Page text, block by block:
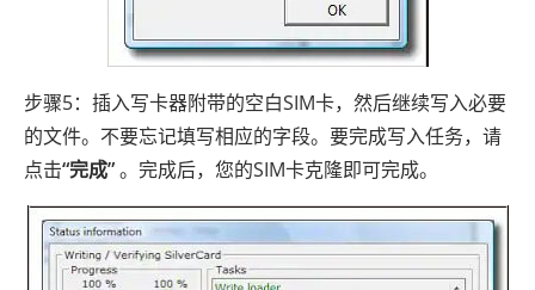
步骤5：插入写卡器附带的空白SIM卡，然后继续写入必要
的文件。不要忘记填写相应的字段。要完成写入任务，请
点击“完成”。完成后，您的SIM卡克隆即可完成。